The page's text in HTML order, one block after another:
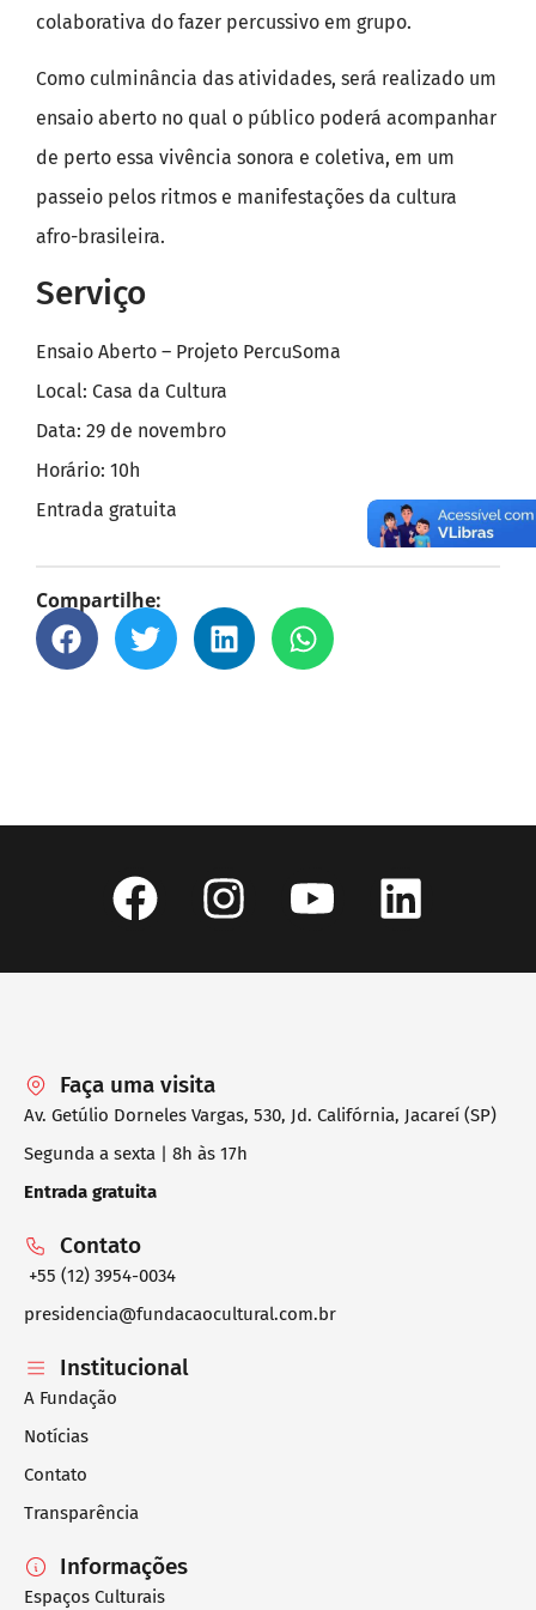
colaborativa do fazer percussivo em grupo.
Como culminância das atividades, será realizado um
ensaio aberto no qual o público poderá acompanhar
de perto essa vivência sonora e coletiva, em um
passeio pelos ritmos e manifestações da cultura
afro-brasileira.
Serviço
Ensaio Aberto – Projeto PercuSoma
Local: Casa da Cultura
Data: 29 de novembro
Horário: 10h
Entrada gratuita
Compartilhe:
Faça uma visita
Av. Getúlio Dorneles Vargas, 530, Jd. Califórnia, Jacareí (SP)
Segunda a sexta | 8h às 17h
Entrada gratuita
Contato
+55 (12) 3954-0034
presidencia@fundacaocultural.com.br
Institucional
A Fundação
Notícias
Contato
Transparência
Informações
Espaços Culturais